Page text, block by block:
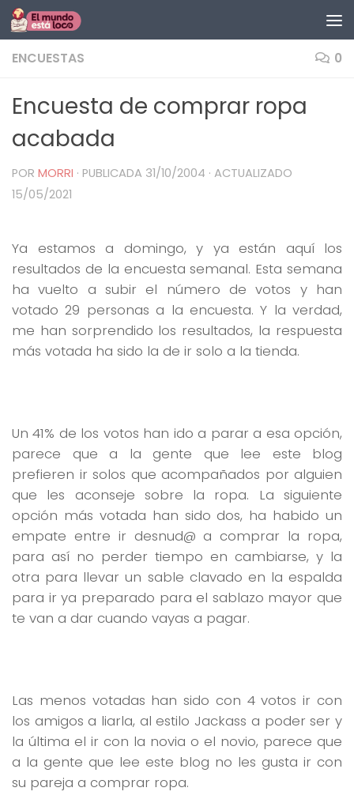
Saltar al contenido
ENCUESTAS 0
Encuesta de comprar ropa
acabada
POR MORRI · PUBLICADA 31/10/2004 · ACTUALIZADO
15/05/2021
Ya estamos a domingo, y ya están aquí los
resultados de la encuesta semanal. Esta semana
ha vuelto a subir el número de votos y han
votado 29 personas a la encuesta. Y la verdad,
me han sorprendido los resultados, la respuesta
más votada ha sido la de ir solo a la tienda.
Un 41% de los votos han ido a parar a esa opción,
parece que a la gente que lee este blog
prefieren ir solos que acompañados por alguien
que les aconseje sobre la ropa. La siguiente
opción más votada han sido dos, ha habido un
empate entre ir desnud@ a comprar la ropa,
para así no perder tiempo en cambiarse, y la
otra para llevar un sable clavado en la espalda
para ir ya preparado para el sablazo mayor que
te van a dar cuando vayas a pagar.
Las menos votadas han sido con 4 votos ir con
los amigos a liarla, al estilo Jackass a poder ser y
la última el ir con la novia o el novio, parece que
a la gente que lee este blog no les gusta ir con
su pareja a comprar ropa.